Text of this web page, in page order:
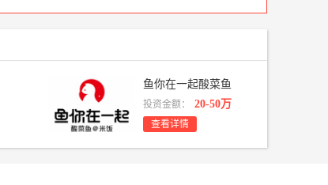
我要咨询
30] 咨询了 炉渔宫私房酸菜鱼
咨询了 年年余老坛酸菜鱼
鱼你在一起酸菜鱼
投资金额： 20-50万
查看详情